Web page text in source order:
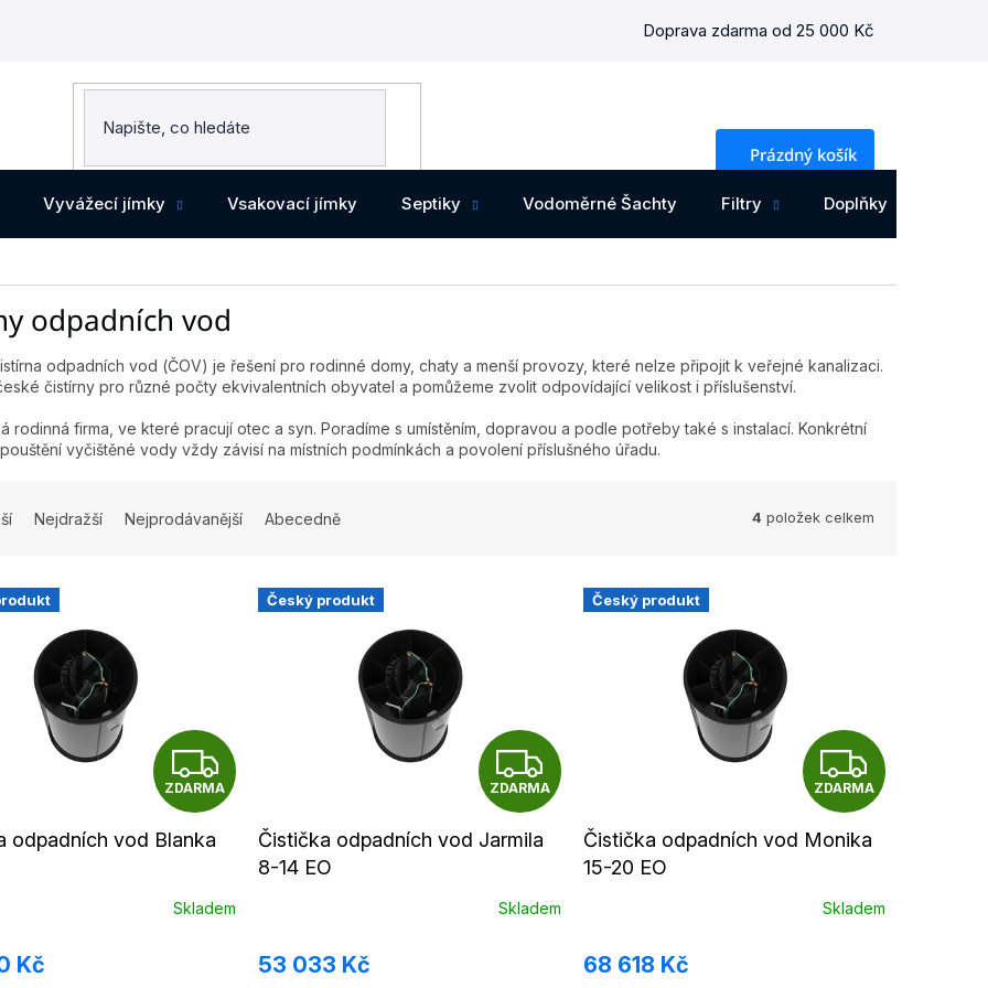
Doprava zdarma od 25 000 Kč
NÁKUPNÍ
Prázdný košík
Vyvážecí jímky Vsakovací jímky Septiky Vodoměrné Šachty Filtry Doplňky
odpadních vod
odpadních vod (ČOV) je řešení pro rodinné domy, chaty a menší provozy, které nelze připojit k veřejné kanalizaci.
čistírny pro různé počty ekvivalentních obyvatel a pomůžeme zvolit odpovídající velikost i příslušenství.
rodinná firma, ve které pracují otec a syn. Poradíme s umístěním, dopravou a podle potřeby také s instalací. Konkrétní
vyčištěné vody vždy závisí na místních podmínkách a povolení příslušného úřadu.
Nejdražší Nejprodávanější Abecedně 4 položek celkem
Z
D
R
ZDARMA
odpadních vod Blanka
Skladem
Kč
Český produkt
Z
D
A
R
ZDARMA
Čistička odpadních vod Jarmila
8-14 EO
Skladem
53 033 Kč
Český produkt
Z
D
A
R
ZDARMA
Čistička odpadních vod Monika
15-20 EO
Skladem
68 618 Kč